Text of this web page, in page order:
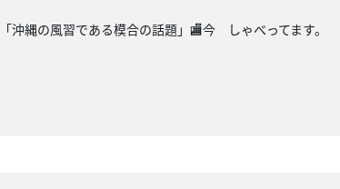
沖縄の風習である模合の話題」🏬今 しゃべってます